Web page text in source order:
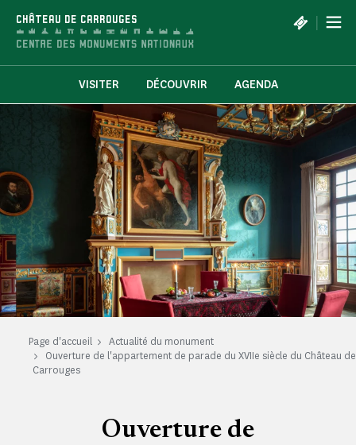
CHÂTEAU DE CARROUGES |
VISITER DÉCOUVRIR AGENDA
Page d'accueil
Actualité du monument
Ouverture de l'appartement de parade du XVIIe siècle du Château de
Carrouges
Ouverture de